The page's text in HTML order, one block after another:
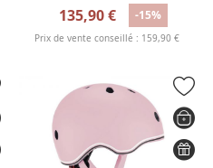
135,90 € -15%
Prix de vente conseillé : 159,90 €